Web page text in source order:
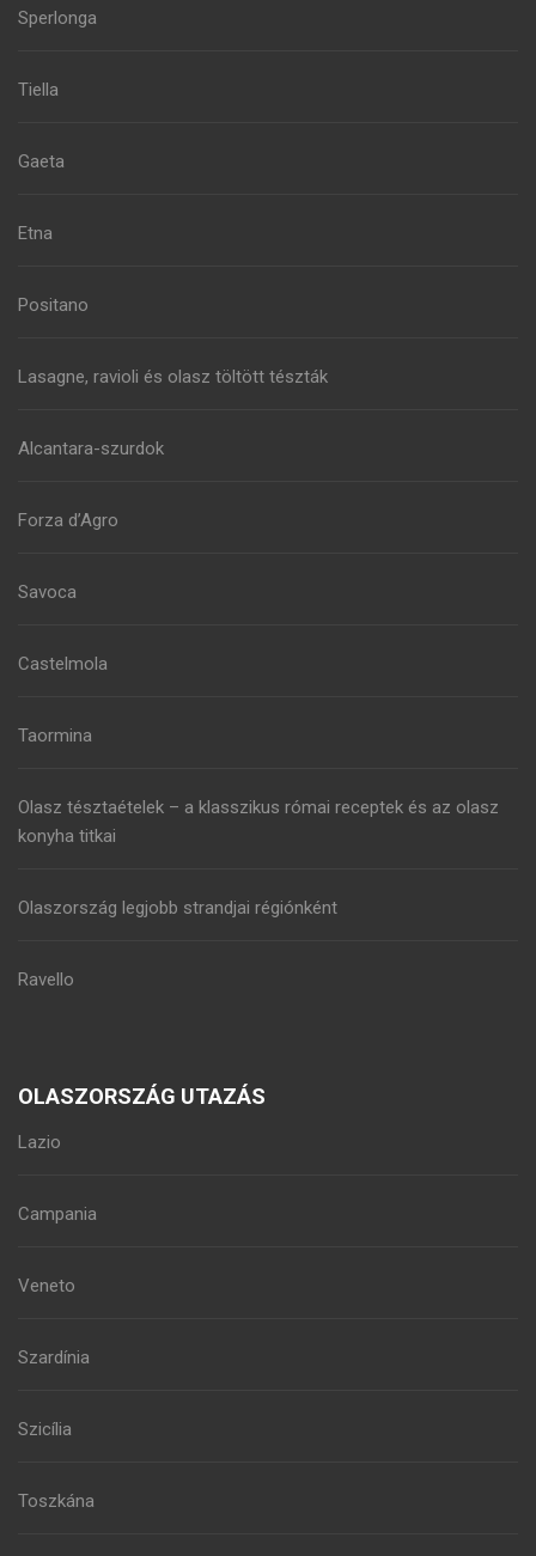
Sperlonga
Tiella
Gaeta
Etna
Positano
Lasagne, ravioli és olasz töltött tészták
Alcantara-szurdok
Forza d’Agro
Savoca
Castelmola
Taormina
Olasz tésztaételek – a klasszikus római receptek és az olasz
konyha titkai
Olaszország legjobb strandjai régiónként
Ravello
OLASZORSZÁG UTAZÁS
Lazio
Campania
Veneto
Szardínia
Szicília
Toszkána